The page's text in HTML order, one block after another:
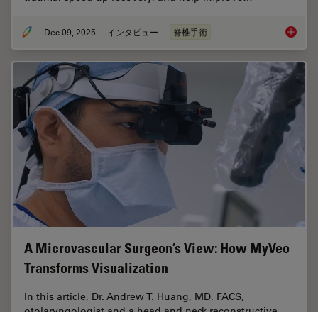
Dec 09, 2025 インタビュー 脊椎手術
A Microvascular Surgeon’s View: How MyVeo
Transforms Visualization
In this article, Dr. Andrew T. Huang, MD, FACS,